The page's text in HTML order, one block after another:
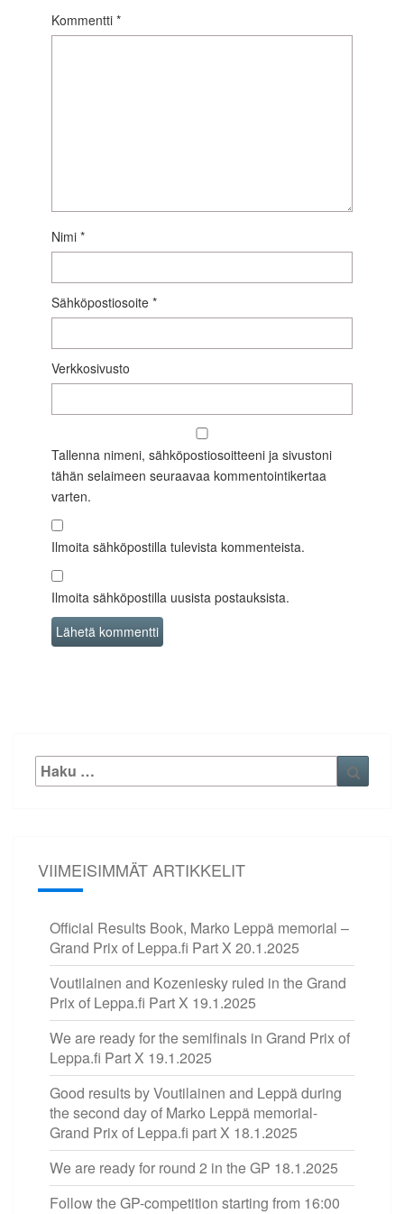
Kommentti *
Nimi *
Sähköpostiosoite *
Verkkosivusto
Tallenna nimeni, sähköpostiosoitteeni ja sivustoni
tähän selaimeen seuraavaa kommentointikertaa
varten.
Ilmoita sähköpostilla tulevista kommenteista.
Ilmoita sähköpostilla uusista postauksista.
Etsi:
VIIMEISIMMÄT ARTIKKELIT
Official Results Book, Marko Leppä memorial –
Grand Prix of Leppa.fi Part X 20.1.2025
Voutilainen and Kozeniesky ruled in the Grand
Prix of Leppa.fi Part X 19.1.2025
We are ready for the semifinals in Grand Prix of
Leppa.fi Part X 19.1.2025
Good results by Voutilainen and Leppä during
the second day of Marko Leppä memorial-
Grand Prix of Leppa.fi part X 18.1.2025
We are ready for round 2 in the GP 18.1.2025
Follow the GP-competition starting from 16:00